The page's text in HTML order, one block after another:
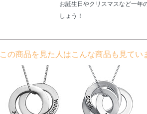
お誕生日やクリスマスなど一年
しょう！
この商品を見た人はこんな商品も見てい